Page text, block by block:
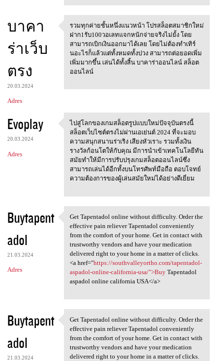
บาคา
ร่าเว็บ
ตรง
20.03.2024
Adres
รวมทุกค่ายชั้นหนึ่งแนวหน้า
รวมทุกค่ายชั้นหนึ่งแนวหน้า โปรสล็อตสมาชิกใหม่
ฝาก1รับ100วอเลทแจกหนักจ่ายจริงไม่ยั้ง โดย
สามารถเบิกเงินออกมาได้เลย โดยไม่ต้องทำเทิร์
นอะไรก็แล้วแต่ทั้งหมดทั้งปวง สามารถต่อยอดเพิ่ม
เพิ่มมากขึ้น เล่นได้ทั้งสิ้น บาคาร่าออนไลน์ สล็อต
ออนไลน์
Evoplay
20.03.2024
Adres
ไปสู่โลกของเกมสล็อตรูปแบบใหม่
ไปสู่โลกของเกมสล็อตรูปแบบใหม่ปัจจุบันตรงนี้
สล็อตเว็บไซต์ตรงไม่ผ่านเอเย่นต์ 2024 ที่จะมอบ
ความสนุกสนานร่าเริง เสียงหัวเราะ รวมทั้งเงิน
รางวัลก้อนโตให้กับคุณ มีการนำเข้าเทคโนโลยีทัน
สมัยทำให้มีการปรับปรุงเกมสล็อตออนไลน์ซึ่ง
สามารถเล่นได้อีกทั้งบนโทรศัพท์มือถือ ตอบโจทย์
ความต้องการของผู้เล่นสมัยใหม่ได้อย่างดีเยี่ยม
Buytapent
adol
21.03.2024
Adres
Get Tapentadol online without
Get Tapentadol online without difficulty. Order the
effective pain reliever Tapentadol conveniently
from the comfort of your home. Get in contact with
trustworthy vendors and have your medication
delivered right to your home in a matter of clicks.
<a href="https://southvalleyortho.com/tapentadol-
aspadol-online-california-usa/">BuyTapentadol
aspadol online california USA</a>
Buytapent
adol
21.03.2024
Get Tapentadol online without
Get Tapentadol online without difficulty. Order the
effective pain reliever Tapentadol conveniently
from the comfort of your home. Get in contact with
trustworthy vendors and have your medication
delivered right to your home in a matter of clicks.